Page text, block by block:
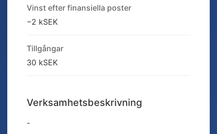
Vinst efter finansiella poster
−2 kSEK
Tillgångar
30 kSEK
Verksamhetsbeskrivning
-